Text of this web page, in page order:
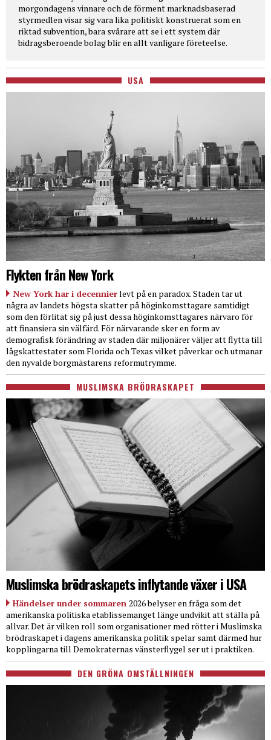
morgondagens vinnare och de förment marknadsbaserad
styrmedlen visar sig vara lika politiskt konstruerat som en
riktad subvention, bara svårare att se i ett system där
bidragsberoende bolag blir en allt vanligare företeelse.
USA
Flykten från New York
New York har i decennierlevt på en paradox. Staden tar ut
några av landets högsta skatter på höginkomsttagare samtidigt
som den förlitat sig på just dessa höginkomsttagares närvaro för
att finansiera sin välfärd. För närvarande sker en form av
demografisk förändring av staden där miljonärer väljer att flytta till
lågskattestater som Florida och Texas vilket påverkar och utmanar
den nyvalde borgmästarens reformutrymme.
MUSLIMSKA BRÖDRASKAPET
Muslimska brödraskapets inflytande växer i USA
Händelser under sommaren 2026 belyser en fråga som det
amerikanska politiska etablissemanget länge undvikit att ställa på
allvar. Det är vilken roll som organisationer med rötter i Muslimska
brödraskapet i dagens amerikanska politik spelar samt därmed hur
kopplingarna till Demokraternas vänsterflygel ser ut i praktiken.
DEN GRÖNA OMSTÄLLNINGEN